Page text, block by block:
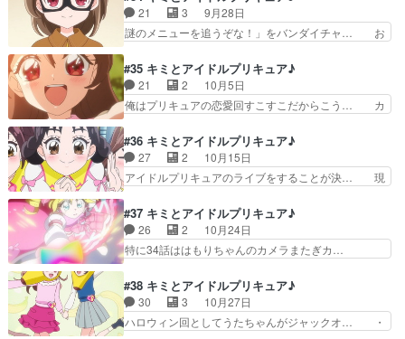
覚悟で拝見させていただき… 2人が学校通えるよ
うになって嬉しいわ今ま…
くりきゅうたのアイドルプリキュア… アイドルデ
ビュー！？がっつり、くりきゅう… まさかのくり
きゅうた回1話に出た時はまさ… 結構いい話だっ
る5秒前。くり… いや、三度（みたび）。足ケガ
してんならア… くりきゅうたって三段目なのか。
力士養成員…
21 3
9月28日
謎のメニューを追うぞな！」をバンダイチャ… お
ューの謎を解く手がかりを探してる最中… おはよ
うございますでさ～。色々と準備しな… 黒く塗り
つぶされた謎のメニューの正体を追… 謎のメニュ
ーを追うぞな！なんでやねんキュ… はもりんメー
う話もいいよねというかメニ… 全国147億9千万
人が待ち待ったはもりち… お笑い芸バトルシーン
が衝撃の面白さでした…
#35 キミとアイドルプリキュア♪
21 2
10月5日
俺はプリキュアの恋愛回すこすこだからこう… カ
プリは突然のデート回ということで、関… 身バレ
してる衆人環視の状況で女子を遊園地… 「遊園地
デートはとつぜんに！？観ながら仕… アイドル同
士の遊園地デート。一歩間違えた… カイトと遊園
は突然に。所謂ひとつのカイ… デート回、カイト
さんと2人っきりになって… うたちゃんの反応が
とっても可愛かったぁ～…
#36 キミとアイドルプリキュア♪
27 2
10月15日
アイドルプリキュアのライブをすることが決… 現
ルンの思いつきからパシフィコ横浜での… 今回バ
トル無しかなと一瞬思ったけどさすが… 単独ライ
ブを敢行するプリ！ライブ本番が最… リアルライ
ブとシンクロしたいい話でしたラ… けってい!キ
えたタナカーン有能だけ… けってい!キミとのラ
イブ!(制作:東映ア… ちょｗゲストキャラ…そこま
で呼んでしまう…
#37 キミとアイドルプリキュア♪
26 2
10月24日
特に34話ははもりちゃんのカメラまたぎカ…
マ君＝ジョギ君でまずOK？そしてカイ… アイド
ルハートリボン！弊社のハニューが原… カイトさ
んはキュアアイドル＝うたちゃんだ… 悩みを抱え
たカイトを追って励ますうた、現… ジョギジョギ
#38 キミとアイドルプリキュア♪
30 3
10月27日
ハロウィン回としてうたちゃんがジャックオ… ・